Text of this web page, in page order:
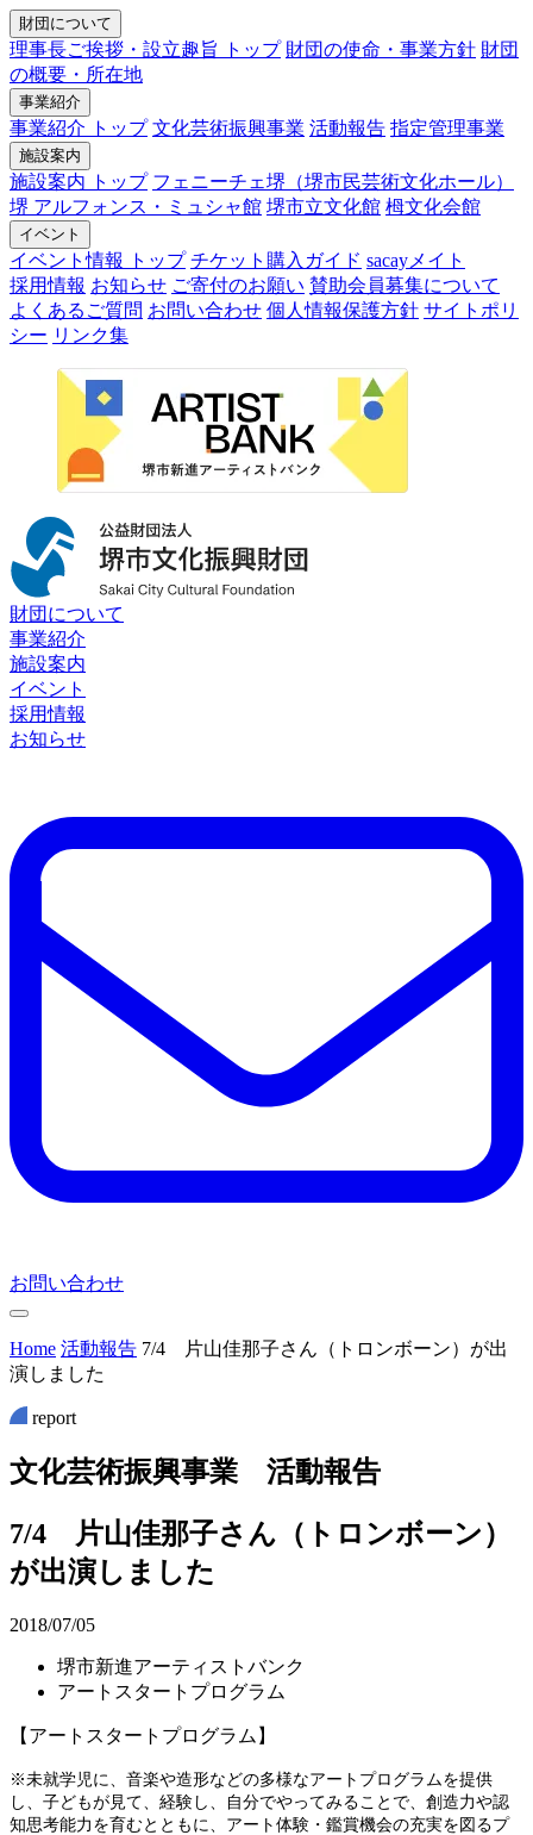
財団について
理事長ご挨拶・設立趣旨 トップ 財団の使命・事業方針 財団
の概要・所在地
事業紹介
事業紹介 トップ 文化芸術振興事業 活動報告 指定管理事業
施設案内
施設案内 トップ フェニーチェ堺（堺市民芸術文化ホール）
堺 アルフォンス・ミュシャ館 堺市立文化館 栂文化会館
イベント
イベント情報 トップ チケット購入ガイド sacayメイト
採用情報 お知らせ ご寄付のお願い 賛助会員募集について
よくあるご質問 お問い合わせ 個人情報保護方針 サイトポリ
シー リンク集
財団について
事業紹介
施設案内
イベント
採用情報
お知らせ
お問い合わせ
Home 活動報告 7/4 片山佳那子さん（トロンボーン）が出
演しました
report
文化芸術振興事業 活動報告
7/4 片山佳那子さん（トロンボーン）
が出演しました
2018/07/05
堺市新進アーティストバンク
アートスタートプログラム
【アートスタートプログラム】
※未就学児に、音楽や造形などの多様なアートプログラムを提供
し、子どもが見て、経験し、自分でやってみることで、創造力や認
知思考能力を育むとともに、アート体験・鑑賞機会の充実を図るプ